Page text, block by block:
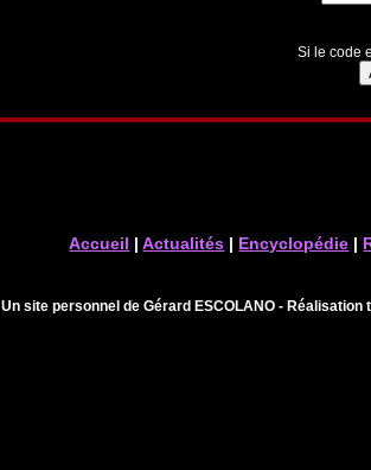
Si le code
Accueil |Actualités | Encyclopédie |
Un site personnel de Gérard ESCOLANO -